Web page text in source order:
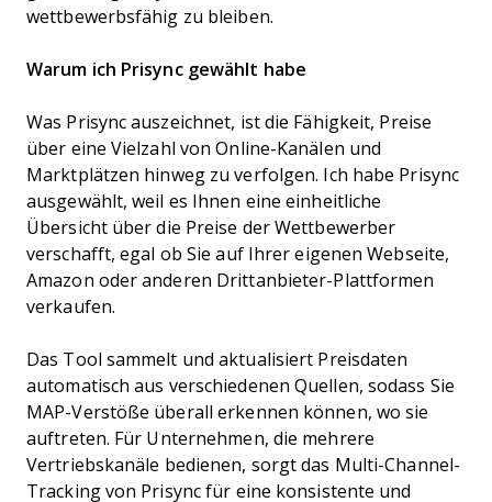
wettbewerbsfähig zu bleiben.
Warum ich Prisync gewählt habe
Was Prisync auszeichnet, ist die Fähigkeit, Preise
über eine Vielzahl von Online-Kanälen und
Marktplätzen hinweg zu verfolgen. Ich habe Prisync
ausgewählt, weil es Ihnen eine einheitliche
Übersicht über die Preise der Wettbewerber
verschafft, egal ob Sie auf Ihrer eigenen Webseite,
Amazon oder anderen Drittanbieter-Plattformen
verkaufen.
Das Tool sammelt und aktualisiert Preisdaten
automatisch aus verschiedenen Quellen, sodass Sie
MAP-Verstöße überall erkennen können, wo sie
auftreten. Für Unternehmen, die mehrere
Vertriebskanäle bedienen, sorgt das Multi-Channel-
Tracking von Prisync für eine konsistente und